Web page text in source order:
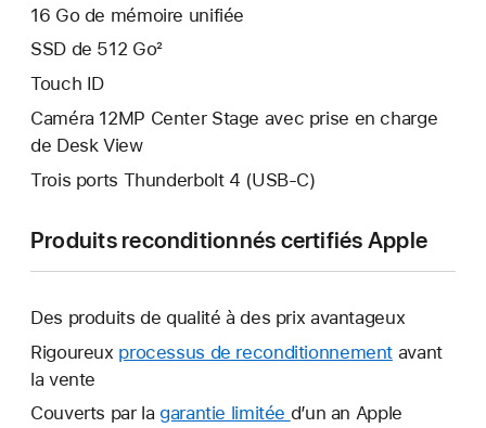
16 Go de mémoire unifiée
SSD de 512 Go²
Touch ID
Caméra 12MP Center Stage avec prise en charge
de Desk View
Trois ports Thunderbolt 4 (USB-C)
Produits reconditionnés certifiés Apple
Des produits de qualité à des prix avantageux
Rigoureux processus de reconditionnement avant
la vente
Couverts par la garantie limitée Une
d’un an Apple